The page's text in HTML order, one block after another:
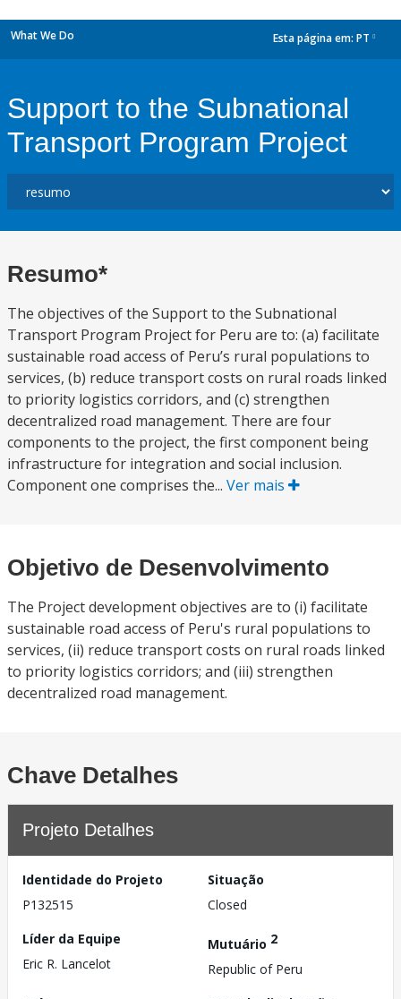
What We Do Esta página em: PT
Support to the Subnational
Transport Program Project
Resumo*
The objectives of the Support to the Subnational
Transport Program Project for Peru are to: (a) facilitate
sustainable road access of Peru’s rural populations to
services, (b) reduce transport costs on rural roads linked
to priority logistics corridors, and (c) strengthen
decentralized road management. There are four
components to the project, the first component being
infrastructure for integration and social inclusion.
Component one comprises the... Ver mais
Objetivo de Desenvolvimento
The Project development objectives are to (i) facilitate
sustainable road access of Peru's rural populations to
services, (ii) reduce transport costs on rural roads linked
to priority logistics corridors; and (iii) strengthen
decentralized road management.
Chave Detalhes
Projeto Detalhes
Identidade do Projeto
P132515
Situação
Closed
Líder da Equipe
Eric R. Lancelot
Mutuário 2
Republic of Peru